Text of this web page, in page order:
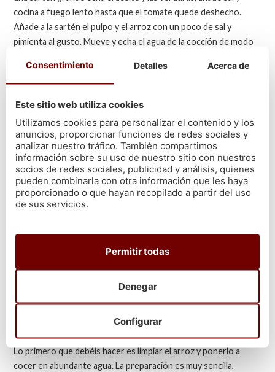
cocina a fuego lento hasta que el tomate quede deshecho.
Añade a la sartén el pulpo y el arroz con un poco de sal y
pimienta al gusto. Mueve y echa el agua de la cocción de modo
grano esté blanditoy recuerda que es un plato caldoso.
Arroz al curry con pulpo a la
plancha
Por último, pero no por ello menos importante, la última de las
recetas de Arroz con pulpo que os vamos a traer hoy desde
Cetárea Burela para que sepáis cómo cocinarlo es la de pulpo a
la plancha con arroz especiado.¡Anotad los ingredientes!
podemos mandar cocido)
200 gr de arroz bomba y de grano corto
Lo primero que debéis hacer es limpiar el arroz y ponerlo a
cocer en abundante agua. La preparación es muy sencilla,
Consentimiento Detalles Acerca de
Este sitio web utiliza cookies
Utilizamos cookies para personalizar el contenido y los
anuncios, proporcionar funciones de redes sociales y
analizar nuestro tráfico. También compartimos
información sobre su uso de nuestro sitio con nuestros
socios de redes sociales, publicidad y análisis, quienes
pueden combinarla con otra información que les haya
proporcionado o que hayan recopilado a partir del uso
de sus servicios.
Configurar
Denegar
Permitir todas